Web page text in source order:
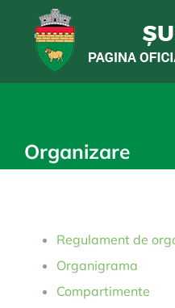
content
Organizare
Regulament de
Organigrama
Compartimente